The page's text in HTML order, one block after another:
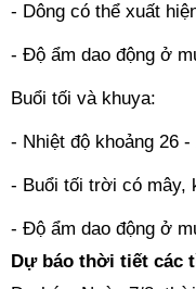
- Dông có thể xuất
- Độ ẩm dao động ở
Buổi tối và khuya:
- Nhiệt độ khoảng 26 -
- Buổi tối trời có mây,
- Độ ẩm dao động ở
Dự báo thời tiết các